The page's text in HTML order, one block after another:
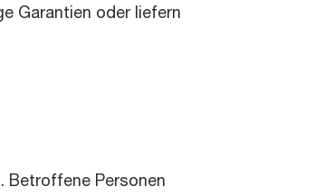
Garantien oder liefern
Betroffene Personen